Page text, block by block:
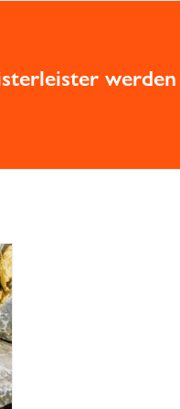
werden